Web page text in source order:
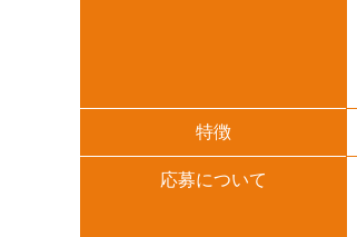
特徴
応募について